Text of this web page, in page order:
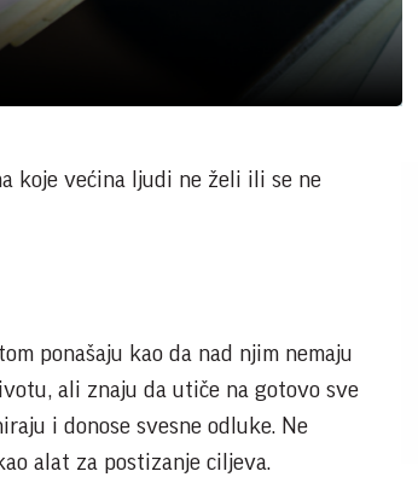
koje većina ljudi ne želi ili se ne
ponašaju kao da nad njim nemaju
ali znaju da utiče na gotovo sve
i donose svesne odluke. Ne
alat za postizanje ciljeva.